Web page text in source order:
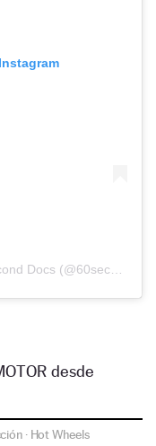
Una publicación compartida de 60 Second Docs (@60secdocs)
desde
· Hot Wheels